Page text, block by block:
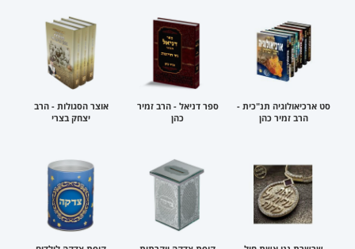
סט ארכיאולוגיה תנ"כית -
הרב זמיר כהן
ספר דניאל - הרב זמיר
כהן
אוצר הסגולות - הרב
יצחק בצרי